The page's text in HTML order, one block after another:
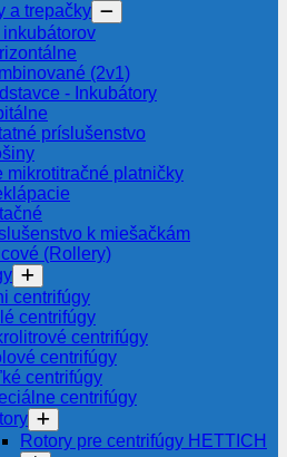
a trepačky
inkubátorov
(2v1)
- Inkubátory
príslušenstvo
mikrotitračné platničky
k miešačkám
(Rollery)
centrifúgy
centrifúgy
centrifúgy
centrifúgy
centrifúgy
centrifúgy
Rotory pre centrifúgy HETTICH